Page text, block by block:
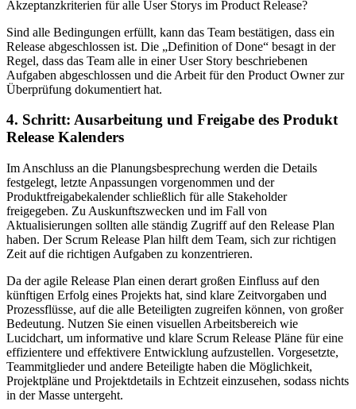
Akzeptanzkriterien für alle User Storys im Product Release?
Sind alle Bedingungen erfüllt, kann das Team bestätigen, dass ein
Release abgeschlossen ist. Die „Definition of Done“ besagt in der
Regel, dass das Team alle in einer User Story beschriebenen
Aufgaben abgeschlossen und die Arbeit für den Product Owner zur
Überprüfung dokumentiert hat.
4. Schritt: Ausarbeitung und Freigabe des Produkt
Release Kalenders
Im Anschluss an die Planungsbesprechung werden die Details
festgelegt, letzte Anpassungen vorgenommen und der
Produktfreigabekalender schließlich für alle Stakeholder
freigegeben. Zu Auskunftszwecken und im Fall von
Aktualisierungen sollten alle ständig Zugriff auf den Release Plan
haben. Der Scrum Release Plan hilft dem Team, sich zur richtigen
Zeit auf die richtigen Aufgaben zu konzentrieren.
Da der agile Release Plan einen derart großen Einfluss auf den
künftigen Erfolg eines Projekts hat, sind klare Zeitvorgaben und
Prozessflüsse, auf die alle Beteiligten zugreifen können, von großer
Bedeutung. Nutzen Sie einen visuellen Arbeitsbereich wie
Lucidchart, um informative und klare Scrum Release Pläne für eine
effizientere und effektivere Entwicklung aufzustellen. Vorgesetzte,
Teammitglieder und andere Beteiligte haben die Möglichkeit,
Projektpläne und Projektdetails in Echtzeit einzusehen, sodass nichts
in der Masse untergeht.